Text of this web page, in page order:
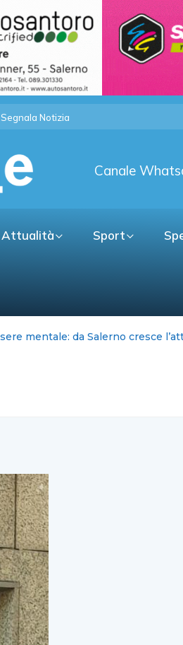
Segnala Notizia
Canale
Attualità Sport
nuovi commissari cittadini